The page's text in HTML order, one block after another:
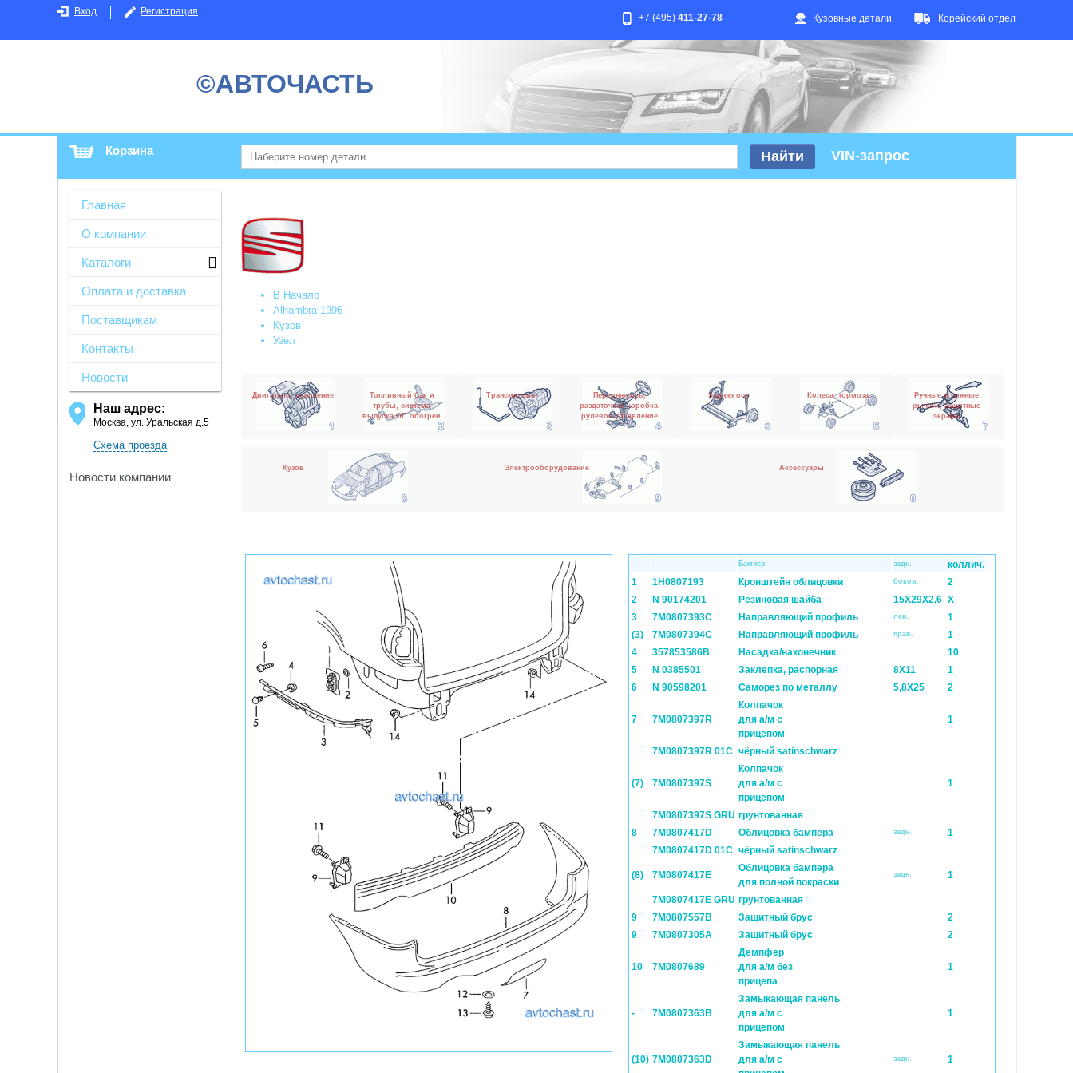
Вход Регистрация
Кузовные детали Корейский отдел
+7 (495) 411-27-78
©АВТОЧАСТЬ
Корзина VIN-запрос
Главная
О компании
Каталоги
Оплата и доставка
Поставщикам
Контакты
Новости
Наш адрес:
Москва, ул. Уральская д.5
Схема проезда
Новости компании
В Начало
Alhambra 1996
Кузов
Узел
Двигатель, сцепление
Топливный бак и
трубы, система
выпуска ОГ, обогрев
Трансмиссия
Передняя ось,
раздаточная коробка,
рулевое управление
Задняя ось Колеса, тормоза
Ручные и ножные
рычаги, защитные
экраны
Кузов Электрооборудование Аксессуары
Бампер задн.
коллич.
1
1H0807193 Кронштейн облицовки боков.
2
2
N 90174201 Резиновая шайба 15X29X2,6 X
3
7M0807393C Направляющий профиль лев.
1
(3)
7M0807394C Направляющий профиль прав.
1
4
357853586B Насадка/наконечник
10
5
N 0385501 Заклепка, распорная 8X11
1
6
N 90598201 Cаморез по металлу 5,8X25 2
7 7M0807397R
Колпачок
для а/м с
прицепом
1
7M0807397R 01C чёрный satinschwarz
(7) 7M0807397S
Колпачок
для а/м с
прицепом
1
7M0807397S GRU грунтованная
8
7M0807417D Облицовка бампера задн.
1
7M0807417D 01C чёрный satinschwarz
(8) 7M0807417E
Облицовка бампера
для полной покраски
задн. 1
7M0807417E GRU грунтованная
9
7M0807557B Защитный брус
2
9
7M0807305A Защитный брус 2
10 7M0807689
Демпфер
для а/м без
прицепа
1
- 7M0807363B
Замыкающая панель
для а/м с
прицепом
1
(10) 7M0807363D
Замыкающая панель
для а/м с
задн. 1